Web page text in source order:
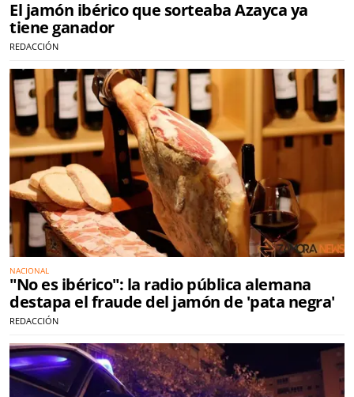
El jamón ibérico que sorteaba Azayca ya
tiene ganador
REDACCIÓN
NACIONAL
"No es ibérico": la radio pública alemana
destapa el fraude del jamón de 'pata negra'
REDACCIÓN